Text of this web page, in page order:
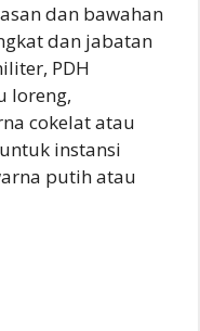
dan bawahan
dan jabatan
PDH
loreng,
cokelat atau
instansi
putih atau